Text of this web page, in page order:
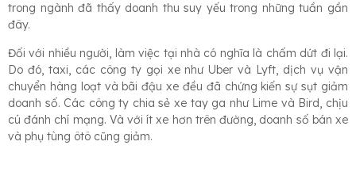
trong ngành đã thấy doanh thu suy yếu trong những tuần gần
đây.
Đối với nhiều người, làm việc tại nhà có nghĩa là chấm dứt đi lại.
Do đó, taxi, các công ty gọi xe như Uber và Lyft, dịch vụ vận
chuyển hàng loạt và bãi đậu xe đều đã chứng kiến sự sụt giảm
doanh số. Các công ty chia sẻ xe tay ga như Lime và Bird, chịu
cú đánh chí mạng. Và với ít xe hơn trên đường, doanh số bán xe
và phụ tùng ôtô cũng giảm.